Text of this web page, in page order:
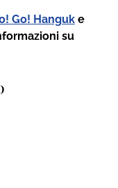
Go! Hanguke
su